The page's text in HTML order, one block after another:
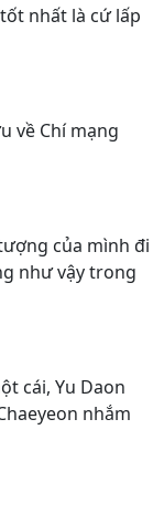
nhất là cứ lấp
về Chí mạng
của mình đi
như vậy trong
cái, Yu Daon
nhắm